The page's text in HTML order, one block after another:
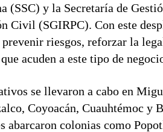
(SSC) y la Secretaría de
Civil (SGIRPC). Con este
prevenir riesgos, reforzar la
acuden a este tipo de
se llevaron a cabo en
Coyoacán, Cuauhtémoc y
abarcaron colonias como